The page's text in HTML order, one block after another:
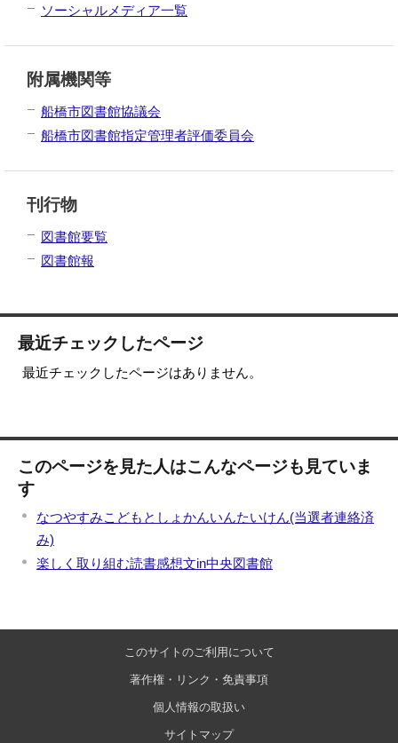
ソーシャルメディア一覧
附属機関等
船橋市図書館協議会
船橋市図書館指定管理者評価委員会
刊行物
図書館要覧
図書館報
最近チェックしたページ
最近チェックしたページはありません。
このページを見た人はこんなページも見ていま
す
なつやすみこどもとしょかんいんたいけん(当選者連絡済
み)
楽しく取り組む読書感想文in中央図書館
このサイトのご利用について
著作権・リンク・免責事項
個人情報の取扱い
サイトマップ